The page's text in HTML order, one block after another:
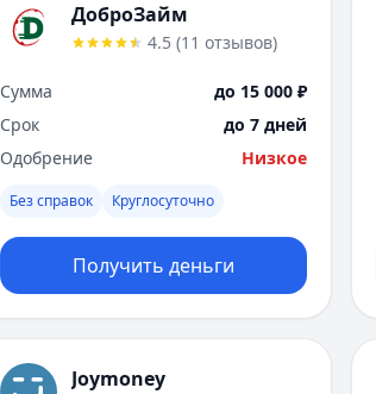
ДоброЗайм
4.5 (11 отзывов)
Сумма
до 15 000 ₽
Срок
до 7 дней
Одобрение
Низкое
Без справок Круглосуточно
Получить деньги
Joymoney